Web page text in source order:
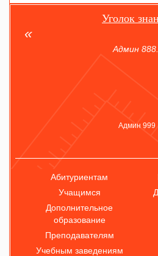
Уголок
Админ 888..
Админ 999
Абитуриентам
Учащимся
Дополнительное
образование
Преподавателям
Учебным заведениям